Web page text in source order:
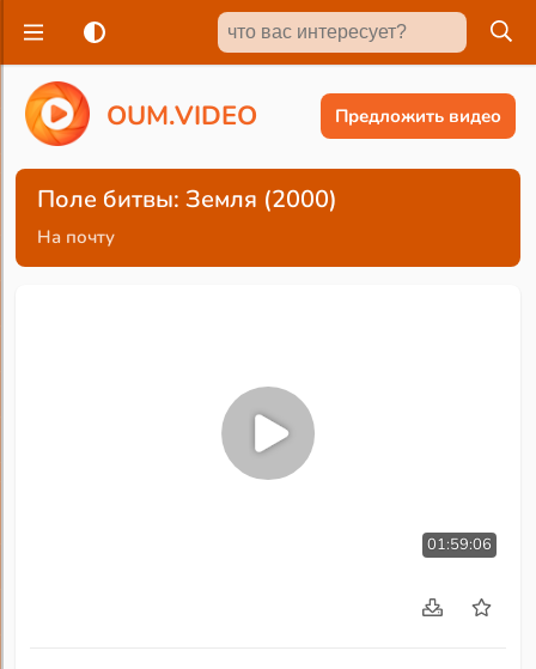
OUM.VIDEO Предложить видео
Поле битвы: Земля (2000)
На почту
01:59:06